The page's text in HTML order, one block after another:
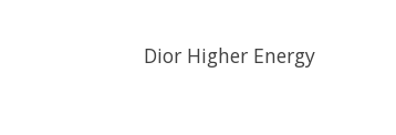
Dior Higher Energy